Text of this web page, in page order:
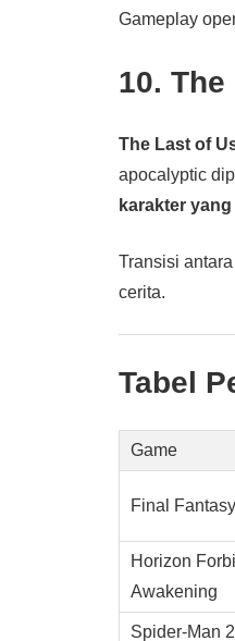
Gameplay
10.
The Last of
apocalyptic
karakter
Transisi
cerita.
Tabel
Game
Final
Horizon
Awakening
Spider-Man